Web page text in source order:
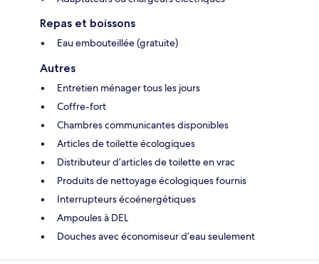
Repas et boissons
Eau embouteillée (gratuite)
Autres
Entretien ménager tous les jours
Coffre-fort
Chambres communicantes disponibles
Articles de toilette écologiques
Distributeur d’articles de toilette en vrac
Produits de nettoyage écologiques fournis
Interrupteurs écoénergétiques
Ampoules à DEL
Douches avec économiseur d’eau seulement